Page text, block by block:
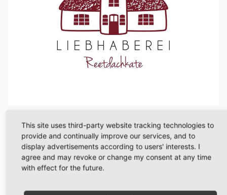
Die Liebhaberei ist im wahrsten Sinne des Wortes ein
Hideaway. Unsere Gäste loben neben der besonderen Lage
This site uses third-party website tracking technologies to
provide and continually improve our services, and to
display advertisements according to users' interests. I
agree and may revoke or change my consent at any time
with effect for the future.